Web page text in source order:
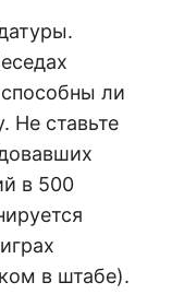
ли
Не ставьте
в 500
в штабе).